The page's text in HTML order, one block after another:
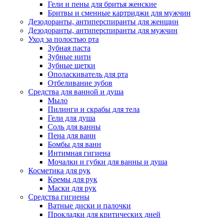
Гели и пены для бритья женские
Бритвы и сменные картриджи для мужчин
Дезодоранты, антиперспиранты для женщин
Дезодоранты, антиперспиранты для мужчин
Уход за полостью рта
Зубная паста
Зубные нити
Зубные щетки
Ополаскиватель для рта
Отбеливание зубов
Средства для ванной и душа
Мыло
Пилинги и скрабы для тела
Гели для душа
Соль для ванны
Пена для ванн
Бомбы для ванн
Интимная гигиена
Мочалки и губки для ванны и душа
Косметика для рук
Кремы для рук
Маски для рук
Средства гигиены
Ватные диски и палочки
Прокладки для критических дней